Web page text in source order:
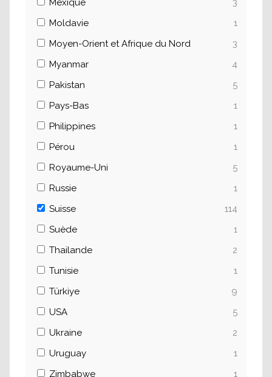
Mexique
3
Moldavie
1
Moyen-Orient et Afrique du Nord
3
Myanmar
4
Pakistan
5
Pays-Bas
1
Philippines
1
Pérou
1
Royaume-Uni
5
Russie
1
Suisse
114
Suède
1
Thailande
2
Tunisie
1
Türkiye
9
USA
5
Ukraine
2
Uruguay
1
Zimbabwe
1